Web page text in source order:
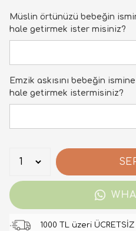
Müslin örtünüzü bebeğin
hale getirmek ister misiniz?
Emzik askısını bebeğin
hale getirmek istermisiniz?
1000 TL üzeri ÜCRETSİZ